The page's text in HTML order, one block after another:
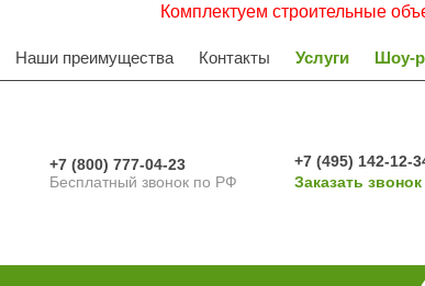
Комплектуем строительные объекты.
Наши преимущества Контакты Услуги Шоу-
+7 (800) 777-04-23
Бесплатный звонок по РФ
+7 (495) 142-12-
Заказать звонок